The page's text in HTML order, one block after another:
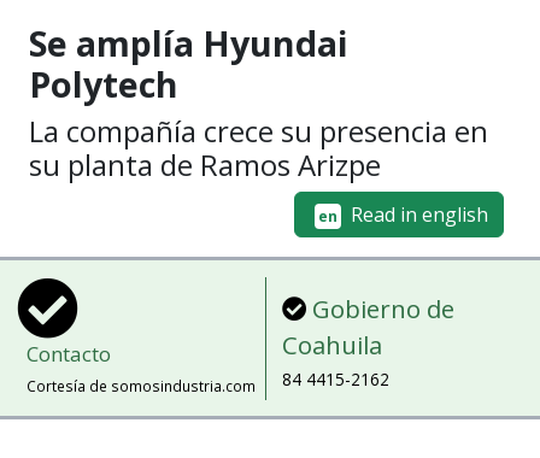
Se amplía Hyundai
Polytech
La compañía crece su presencia en
su planta de Ramos Arizpe
en Read in english
Contacto
Cortesía de somosindustria.com
Gobierno de
Coahuila
84 4415-2162